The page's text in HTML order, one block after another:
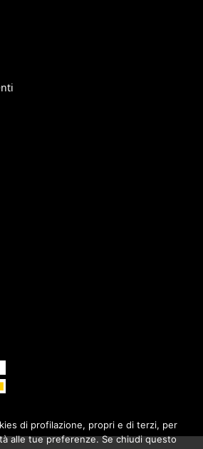
di profilazione, propri e di terzi, per
alle tue preferenze. Se chiudi questo